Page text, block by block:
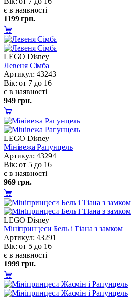
є в наявності
1199 грн.
LEGO Disney
Левеня Сімба
Артикул: 43243
ік: от 7 до 16
є в наявності
949 грн.
LEGO Disney
Мінівежа Рапунцель
Артикул: 43294
ік: от 5 до 16
є в наявності
969 грн.
LEGO Disney
Мініпринцеси Бель і Тіана з замком
Артикул: 43291
ік: от 5 до 16
є в наявності
1999 грн.